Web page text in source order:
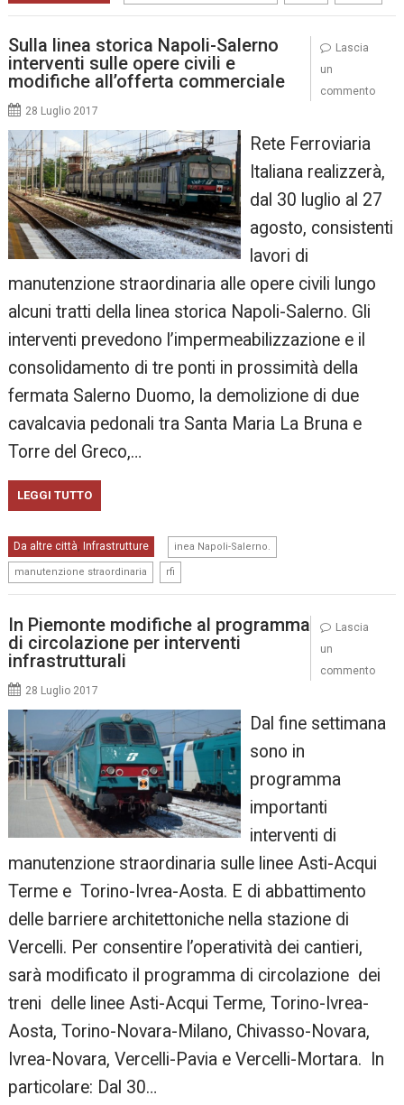
Sulla linea storica Napoli-Salerno
interventi sulle opere civili e
modifiche all’offerta commerciale
28 Luglio 2017
Rete Ferroviaria
Italiana realizzerà,
dal 30 luglio al 27
agosto, consistenti
lavori di
manutenzione straordinaria alle opere civili lungo
alcuni tratti della linea storica Napoli-Salerno. Gli
interventi prevedono l’impermeabilizzazione e il
consolidamento di tre ponti in prossimità della
fermata Salerno Duomo, la demolizione di due
cavalcavia pedonali tra Santa Maria La Bruna e
Torre del Greco,…
LEGGI TUTTO
Da altre città, Infrastrutture inea Napoli-Salerno.
manutenzione straordinaria rfi
Lascia
un
commento
In Piemonte modifiche al programma
di circolazione per interventi
infrastrutturali
28 Luglio 2017
Dal fine settimana
sono in
programma
importanti
interventi di
manutenzione straordinaria sulle linee Asti-Acqui
Terme e Torino-Ivrea-Aosta. E di abbattimento
delle barriere architettoniche nella stazione di
Vercelli. Per consentire l’operatività dei cantieri,
sarà modificato il programma di circolazione dei
treni delle linee Asti-Acqui Terme, Torino-Ivrea-
Aosta, Torino-Novara-Milano, Chivasso-Novara,
Ivrea-Novara, Vercelli-Pavia e Vercelli-Mortara. In
particolare: Dal 30…
Lascia
un
commento